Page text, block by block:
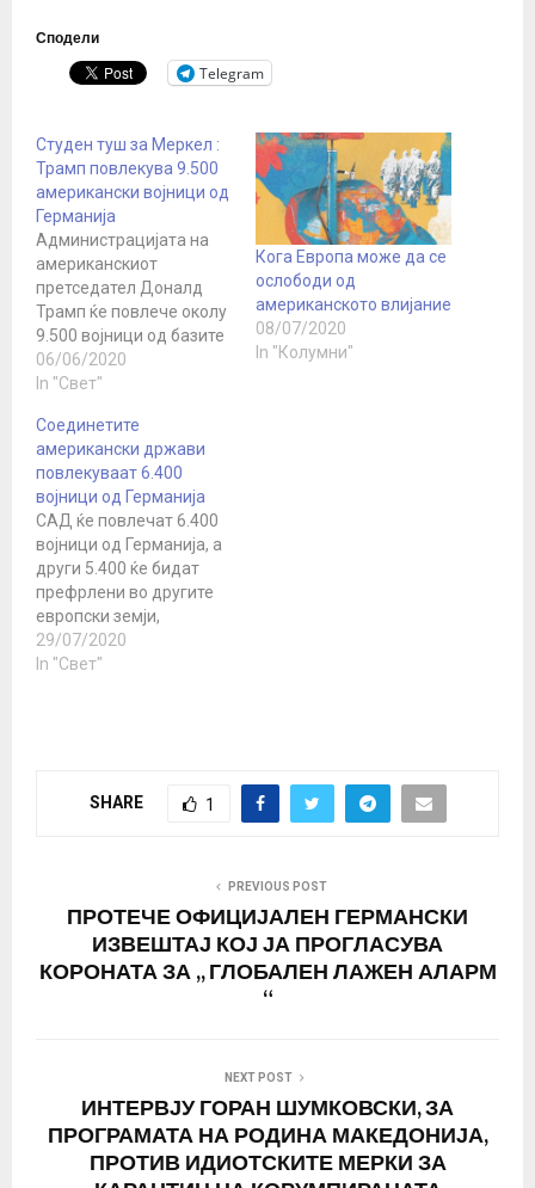
Сподели
Telegram
Студен туш за Меркел :
Трамп повлекува 9.500
американски војници од
Германија
Администрацијата на
американскиот
претседател Доналд
Трамп ќе повлече околу
9.500 војници од базите
во Германија,
вклучително и ловци
медиумите во САД.
„Њујорк Тајмс“ пишува
дека со оваа одлука
Трамп испраќа
прилично студена
порака до еден од
најголемите сојузници
во НАТО, со новата
распределба на силите
ќе се ограничи…
06/06/2020
In "Свет"
Кога Европа може да се
ослободи од
американското влијание
08/07/2020
In "Колумни"
Соединетите
американски држави
повлекуваат 6.400
војници од Германија
САД ќе повлечат 6.400
војници од Германија, а
други 5.400 ќе бидат
префрлени во другите
европски земји,
соопштија денеска
американските
повлекувањето, што е
Трамп, ќе започне за
неколку месеци, и дека
воздушните и
29/07/2020
In "Свет"
SHARE 1
PREVIOUS POST
ПРОТЕЧЕ ОФИЦИЈАЛЕН ГЕРМАНСКИ
ИЗВЕШТАЈ КОЈ ЈА ПРОГЛАСУВА
КОРОНАТА ЗА ,, ГЛОБАЛЕН ЛАЖЕН АЛАРМ
“
NEXT POST
ИНТЕРВЈУ ГОРАН ШУМКОВСКИ, ЗА
ПРОГРАМАТА НА РОДИНА МАКЕДОНИЈА,
ПРОТИВ ИДИОТСКИТЕ МЕРКИ ЗА